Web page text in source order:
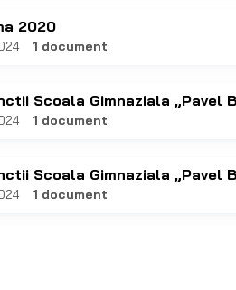
2020
1 document
Scoala Gimnaziala „Pavel
1 document
Scoala Gimnaziala „Pavel
1 document